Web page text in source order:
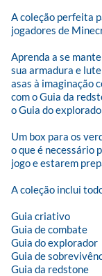
A coleção perfeita
jogadores de
Aprenda a se
sua armadura e
asas à imaginação
com o Guia da
o Guia do
Um box para os
o que é necessário
jogo e estarem
A coleção inclui
Guia criativo
Guia de combate
Guia do explorador
Guia de
Guia da redstone